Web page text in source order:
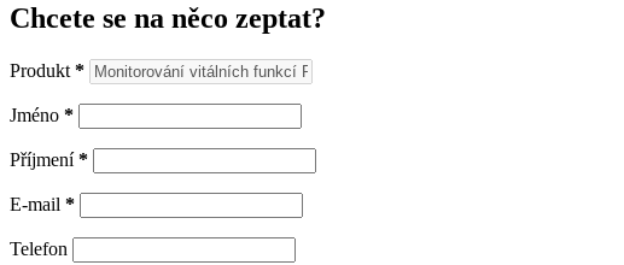
Chcete se na něco zeptat?
Produkt *
Jméno *
Příjmení*
E-mail *
Telefon